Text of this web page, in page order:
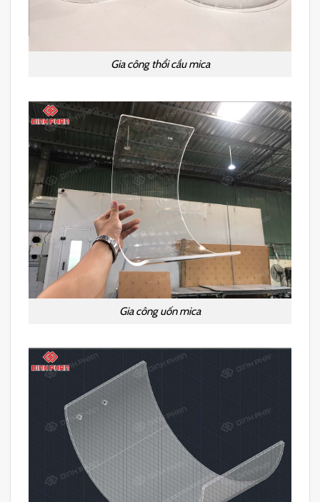
Gia công thổi cầu mica
Gia công uốn mica